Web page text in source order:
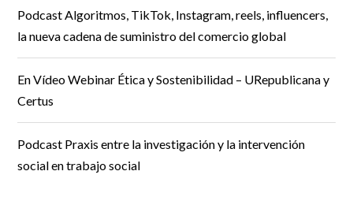
Podcast Algoritmos, TikTok, Instagram, reels, influencers,
la nueva cadena de suministro del comercio global
En Vídeo Webinar Ética y Sostenibilidad – URepublicana y
Certus
Podcast Praxis entre la investigación y la intervención
social en trabajo social